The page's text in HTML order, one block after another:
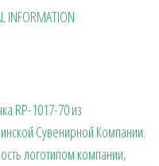
INFORMATION
RP-1017-70 из
Сувенирной Компании.
логотипом компании,